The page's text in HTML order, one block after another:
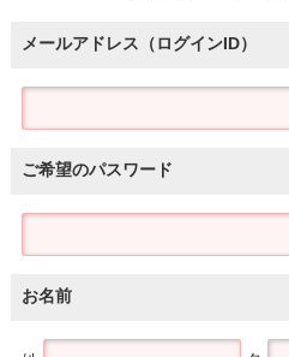
メールアドレス（ログインID）
ご希望のパスワード
お名前